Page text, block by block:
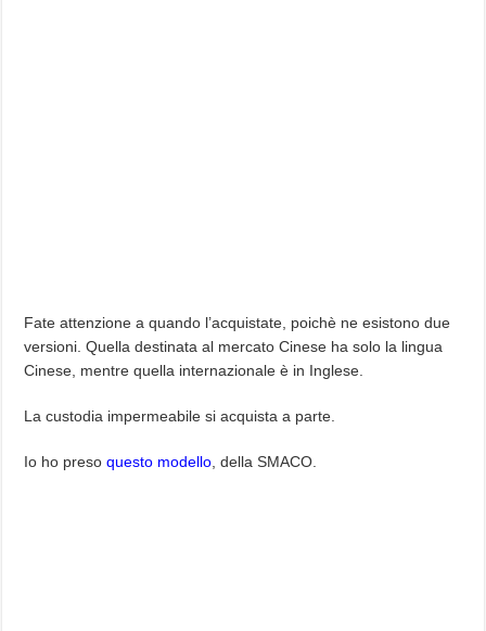
Fate attenzione a quando l’acquistate, poichè ne esistono due
versioni. Quella destinata al mercato Cinese ha solo la lingua
Cinese, mentre quella internazionale è in Inglese.
La custodia impermeabile si acquista a parte.
Io ho presoquesto modello , della SMACO.